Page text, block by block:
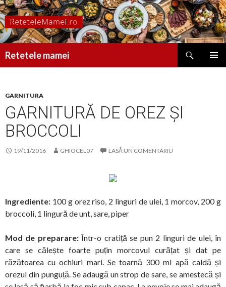
Retetele mamei
GARNITURA
GARNITURĂ DE OREZ ȘI
BROCCOLI
19/11/2016 GHIOCEL07 LASĂ UN COMENTARIU
Ingrediente: 100 g orez riso, 2 linguri de ulei, 1 morcov, 200 g
broccoli, 1 lingură de unt, sare, piper
Mod de preparare:Într-o cratiță se pun 2 linguri de ulei, în
care se călește foarte puțin morcovul curățat și dat pe
răzătoarea cu ochiuri mari. Se toarnă 300 ml apă caldă și
orezul din punguță. Se adaugă un strop de sare, se amestecă și